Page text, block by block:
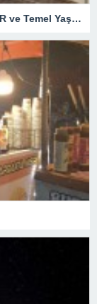
Babaeski Devlet Hastanesi Personeline CPR ve Temel Yaşam Desteği Eğitimi